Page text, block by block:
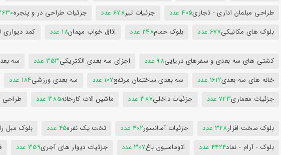
طراحی مبلمان اداری - تجاری405 عدد جزئیات تیر678 عدد جزئیات طراحی در و پنجره3630
بلوک های مکانیکی677 عدد بلوک حمام248 عدد اتاق خواب مهمان18 عدد کمد دیواری
کشتی های سه بعدی و سفرهای دریایی98 عدد اجزای سه بعدی الکتریکی353 عدد سه
خانه های سه بعدی1612 عدد سه بعدی ساختمان مرتفع107 عدد سه بعدی ورزشی184 عدد
جزئیات معماری723 عدد جزئیات داخلی387 عدد ماشین الات کارخانه385 عدد طراحی
بلوک سخت افزار328 عدد جزئیات آسانسور402 عدد تخت یک نفره45 عدد بلوک مبل
بلوک - آرام - نماد4424 عدد اتوماسیون باغ307 عدد جزئیات دیوار های آجری359 عدد